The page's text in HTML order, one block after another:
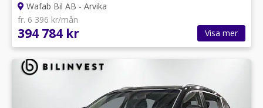
Wafab Bil AB - Arvika
fr. 6 396 kr/mån
394 784 kr Visa mer